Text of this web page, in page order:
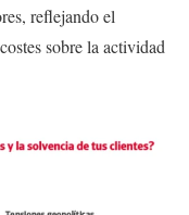
reflejando el
sobre la actividad